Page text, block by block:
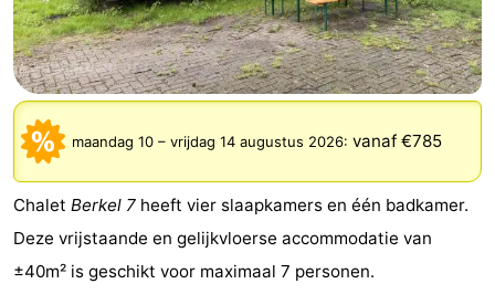
Bed
(&
breakfasts)
Campings
Hotels
Vakantiehuizen
-
Het
-
maandag 10 – vrijdag 14 augustus 2026: vanaf €785
Chalet Berkel 7 heeft vier slaapkamers en één badkamer.
Deze vrijstaande en gelijkvloerse accommodatie van
±40m² is geschikt voor maximaal 7 personen.